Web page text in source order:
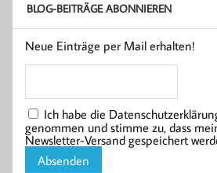
BLOG-BEITRÄGE ABONNIEREN
Neue Einträge per Mail erhalten!
Ich habe die
genommen und stimme zu, dass
Newsletter-Versand gespeichert